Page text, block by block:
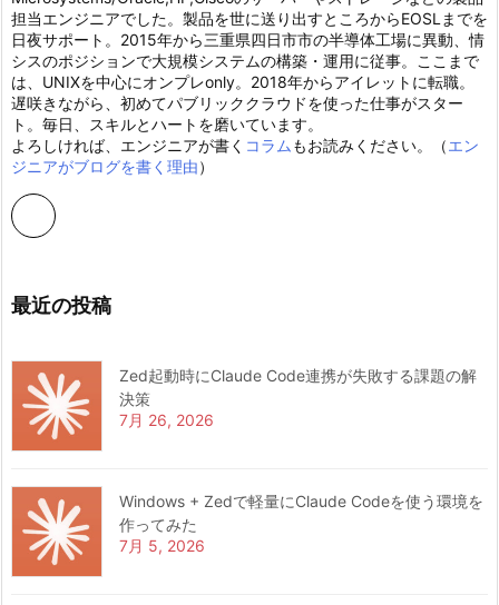
担当エンジニアでした。製品を世に送り出すところからEOSLまでを
日夜サポート。2015年から三重県四日市市の半導体工場に異動、情
シスのポジションで大規模システムの構築・運用に従事。ここまで
は、UNIXを中心にオンプレonly。2018年からアイレットに転職。
遅咲きながら、初めてパブリッククラウドを使った仕事がスター
ト。毎日、スキルとハートを磨いています。
よろしければ、エンジニアが書く コラム もお読みください。（エン
ジニアがブログを書く理由）
最近の投稿
Zed起動時にClaude Code連携が失敗する課題の解
決策
7月 26, 2026
Windows + Zedで軽量にClaude Codeを使う環境を
作ってみた
7月 5, 2026